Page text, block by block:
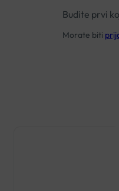
Budite prvi
Morate biti